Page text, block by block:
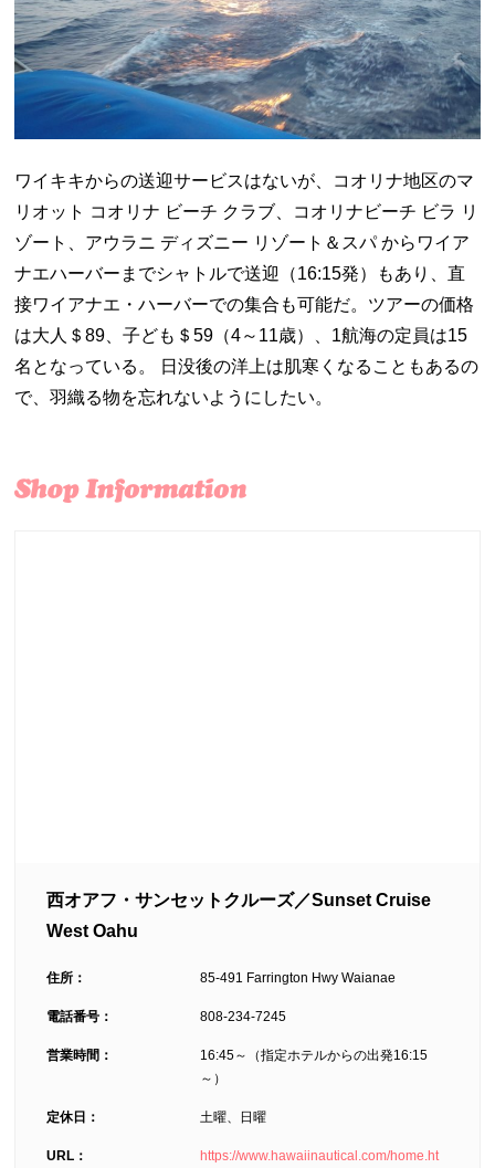
ワイキキからの送迎サービスはないが、コオリナ地区のマ
リオット コオリナ ビーチ クラブ、コオリナビーチ ビラ リ
ゾート、アウラニ ディズニー リゾート＆スパ からワイア
ナエハーバーまでシャトルで送迎（16:15発）もあり、直
接ワイアナエ・ハーバーでの集合も可能だ。ツアーの価格
は大人＄89、子ども＄59（4～11歳）、1航海の定員は15
名となっている。 日没後の洋上は肌寒くなることもあるの
で、羽織る物を忘れないようにしたい。
西オアフ・サンセットクルーズ／Sunset Cruise
West Oahu
住所： 85-491 Farrington Hwy Waianae
電話番号： 808-234-7245
営業時間：
16:45～（指定ホテルからの出発16:15
～）
定休日： 土曜、日曜
URL：
https://www.hawaiinautical.com/home.ht